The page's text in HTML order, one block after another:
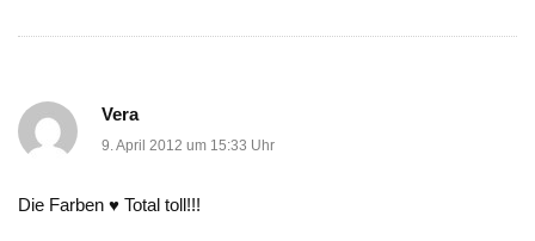
Vera
9. April 2012 um 15:33 Uhr
Die Farben ♥ Total toll!!!